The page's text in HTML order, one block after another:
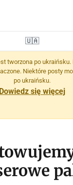
🇺🇦
tworzona po
Niektóre posty
po ukraińsku.
Dowiedz się więcej